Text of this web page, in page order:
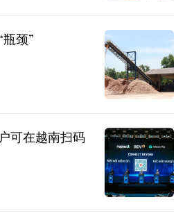
颈”
可在越南扫码